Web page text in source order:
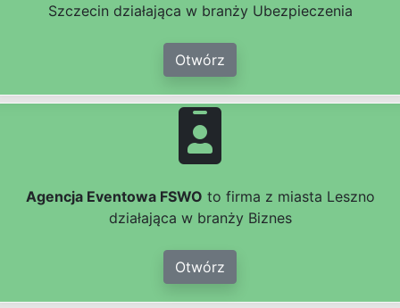
Szczecin działająca w branży Ubezpieczenia
Otwórz
Agencja Eventowa FSWO to firma z miasta Leszno
działająca w branży Biznes
Otwórz